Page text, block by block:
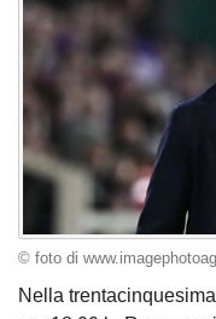
© foto di
Nella